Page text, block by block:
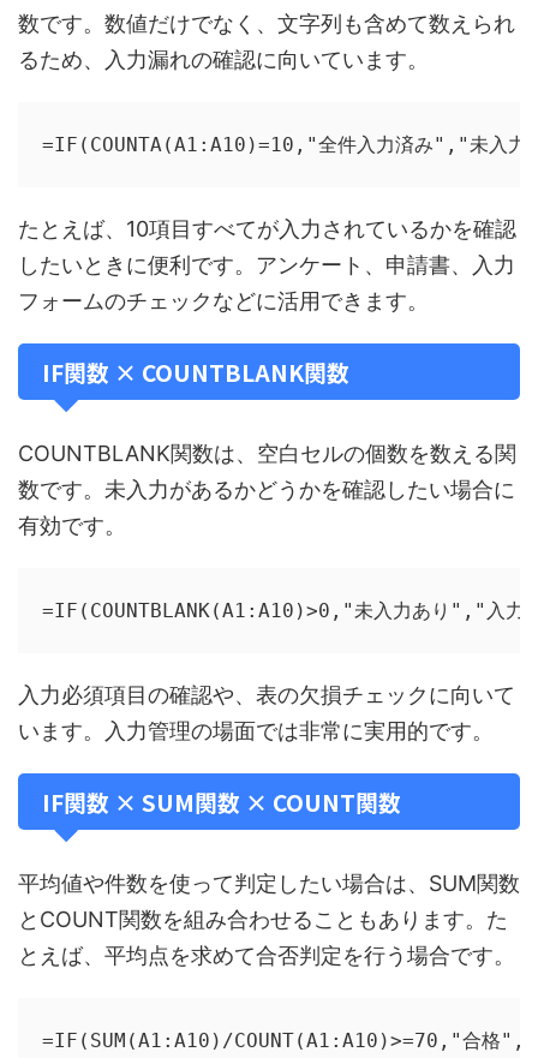
数です。数値だけでなく、文字列も含めて数えられ
るため、入力漏れの確認に向いています。
=IF(COUNTA(A1:A10)=10,"全件入力済み","未入力
たとえば、10項目すべてが入力されているかを確認
したいときに便利です。アンケート、申請書、入力
フォームのチェックなどに活用できます。
IF関数 × COUNTBLANK関数
COUNTBLANK関数は、空白セルの個数を数える関
数です。未入力があるかどうかを確認したい場合に
有効です。
=IF(COUNTBLANK(A1:A10)>0,"未入力あり","入力
入力必須項目の確認や、表の欠損チェックに向いて
います。入力管理の場面では非常に実用的です。
IF関数 × SUM関数 × COUNT関数
平均値や件数を使って判定したい場合は、SUM関数
とCOUNT関数を組み合わせることもあります。た
とえば、平均点を求めて合否判定を行う場合です。
=IF(SUM(A1:A10)/COUNT(A1:A10)>=70,"合格